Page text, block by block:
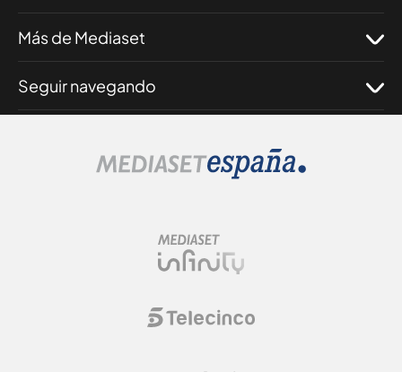
Más de Mediaset
Seguir navegando